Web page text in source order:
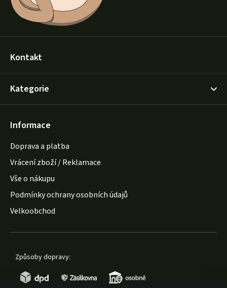
Kontakt
Kategorie
Informace
Doprava a platba
Vrácení zboží / Reklamace
Vše o nákupu
Podmínky ochrany osobních údajů
Velkoobchod
Způsoby dopravy: